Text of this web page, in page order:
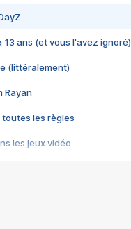
13 ans (et vous l'avez ignoré)
(littéralement)
Rayan
toutes les règles
les jeux vidéo